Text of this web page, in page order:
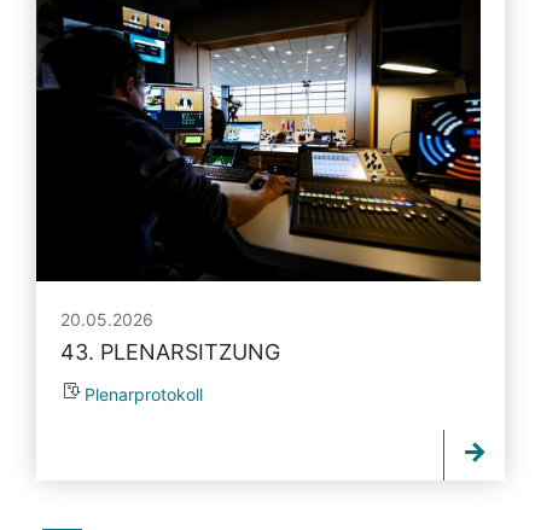
20.05.2026
43. PLENARSITZUNG
Plenarprotokoll